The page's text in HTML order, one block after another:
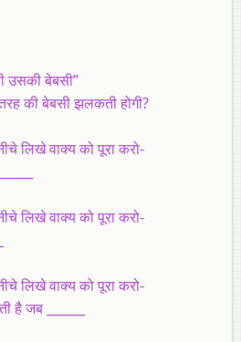
उसकी बेबसी”
की बेबसी झलकती होगी?
लिखे वाक्य को पूरा करो-
लिखे वाक्य को पूरा करो-
लिखे वाक्य को पूरा करो-
है जब ______